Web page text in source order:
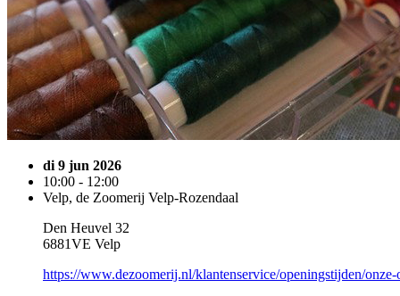
di 9 jun 2026
10:00 - 12:00
Velp, de Zoomerij Velp-Rozendaal
Den Heuvel 32
6881VE Velp
https://www.dezoomerij.nl/klantenservice/openingstijden/